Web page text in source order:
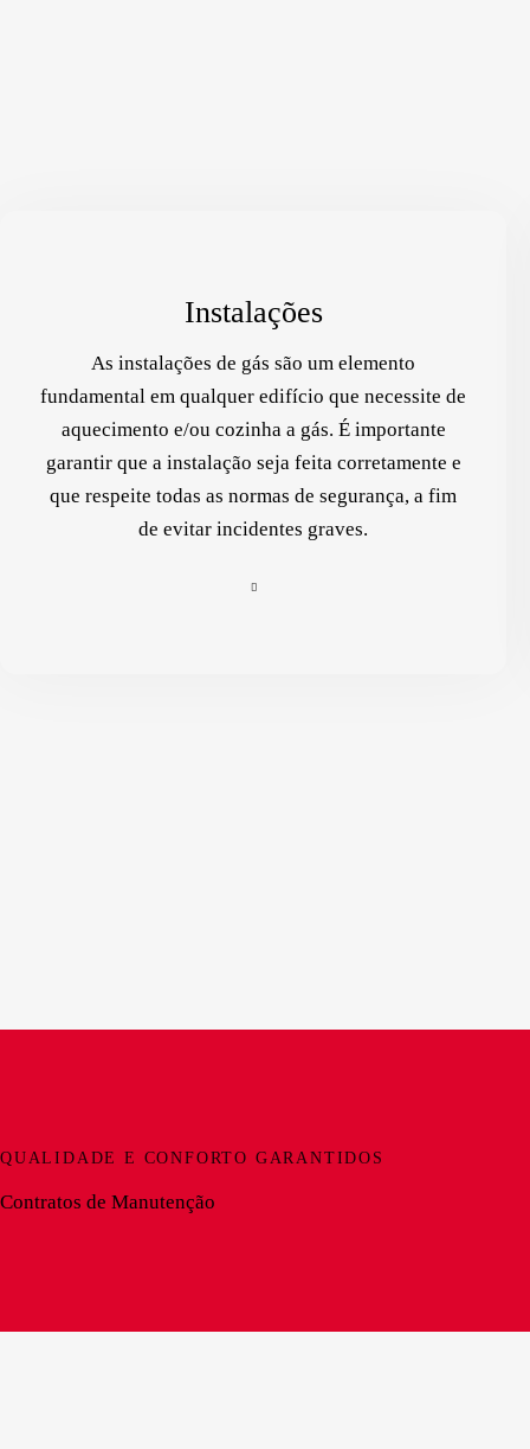
Instalações
As instalações de gás são um elemento
fundamental em qualquer edifício que necessite de
aquecimento e/ou cozinha a gás. É importante
garantir que a instalação seja feita corretamente e
que respeite todas as normas de segurança, a fim
de evitar incidentes graves.
QUALIDADE E CONFORTO GARANTIDOS
Contratos de Manutenção